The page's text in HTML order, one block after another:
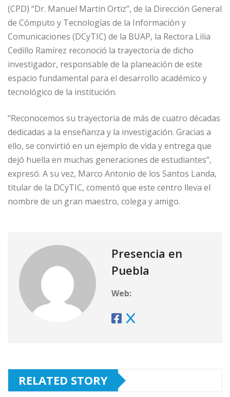
(CPD) “Dr. Manuel Martín Ortiz”, de la Dirección General
de Cómputo y Tecnologías de la Información y
Comunicaciones (DCyTIC) de la BUAP, la Rectora Lilia
Cedillo Ramírez reconoció la trayectoria de dicho
investigador, responsable de la planeación de este
espacio fundamental para el desarrollo académico y
tecnológico de la institución.
“Reconocemos su trayectoria de más de cuatro décadas
dedicadas a la enseñanza y la investigación. Gracias a
ello, se convirtió en un ejemplo de vida y entrega que
dejó huella en muchas generaciones de estudiantes”,
expresó. A su vez, Marco Antonio de los Santos Landa,
titular de la DCyTIC, comentó que este centro lleva el
nombre de un gran maestro, colega y amigo.
Presencia en
Puebla
Web:
RELATED STORY